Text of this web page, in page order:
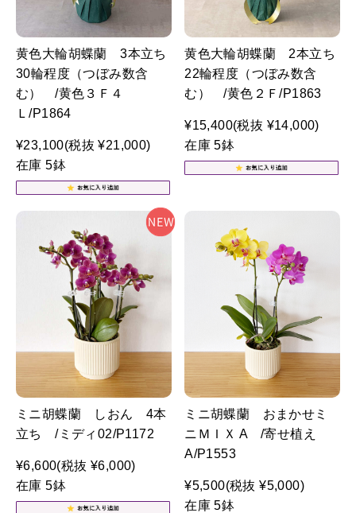
黄色大輪胡蝶蘭 3本立ち
30輪程度（つぼみ数含
む） /黄色３Ｆ４
Ｌ/P1864
¥23,100(税抜 ¥21,000)
在庫 5鉢
黄色大輪胡蝶蘭 2本立ち
22輪程度（つぼみ数含
む） /黄色２Ｆ/P1863
¥15,400(税抜 ¥14,000)
在庫 5鉢
ミニ胡蝶蘭 しおん 4本
立ち /ミディ02/P1172
¥6,600(税抜 ¥6,000)
在庫 5鉢
ミニ胡蝶蘭 おまかせミ
ニＭＩＸ A /寄せ植え
A/P1553
¥5,500(税抜 ¥5,000)
在庫 5鉢